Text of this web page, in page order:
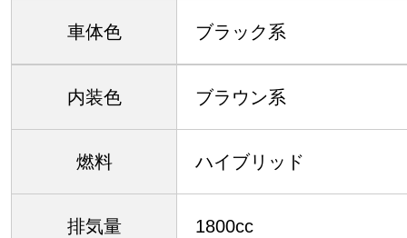
車体色 ブラック系
内装色 ブラウン系
燃料 ハイブリッド
排気量 1800cc